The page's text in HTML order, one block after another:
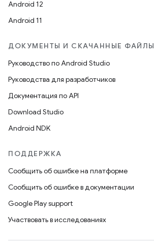
Android 12
Android 11
ДОКУМЕНТЫ И СКАЧАННЫЕ ФАЙЛЫ
Руководство по Android Studio
Руководства для разработчиков
Документация по API
Download Studio
Android NDK
ПОДДЕРЖКА
Сообщить об ошибке на платформе
Сообщить об ошибке в документации
Google Play support
Участвовать в исследованиях